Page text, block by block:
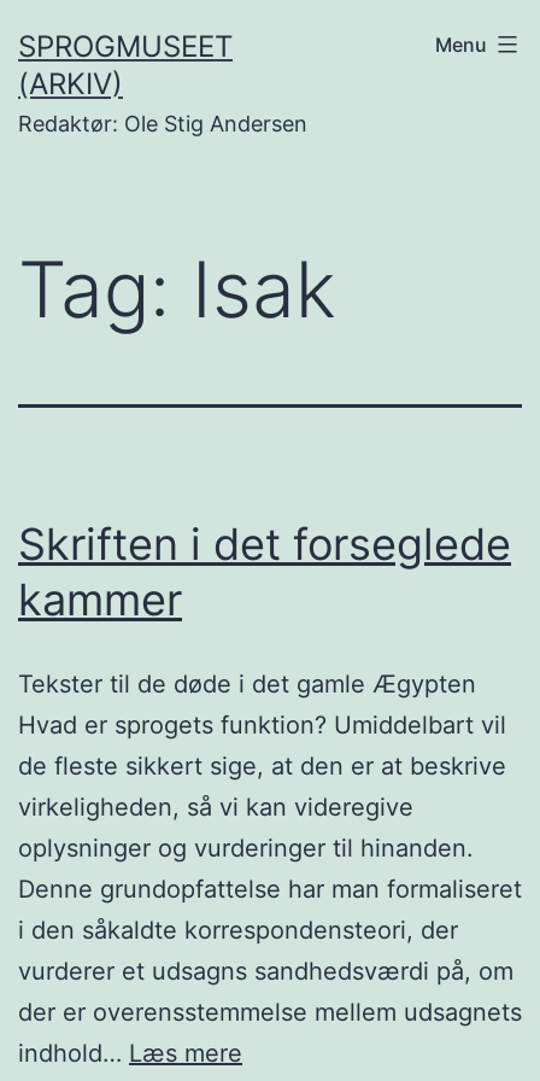
til
indhold
SPROGMUSEET
(ARKIV)
Redaktør: Ole Stig Andersen
Menu
Tag: Isak
Skriften i det forseglede
kammer
Tekster til de døde i det gamle Ægypten
Hvad er sprogets funktion? Umiddelbart vil
de fleste sikkert sige, at den er at beskrive
virkeligheden, så vi kan videregive
oplysninger og vurderinger til hinanden.
Denne grundopfattelse har man formaliseret
i den såkaldte korrespondensteori, der
vurderer et udsagns sandhedsværdi på, om
der er overensstemmelse mellem udsagnets
indhold… Læs mere